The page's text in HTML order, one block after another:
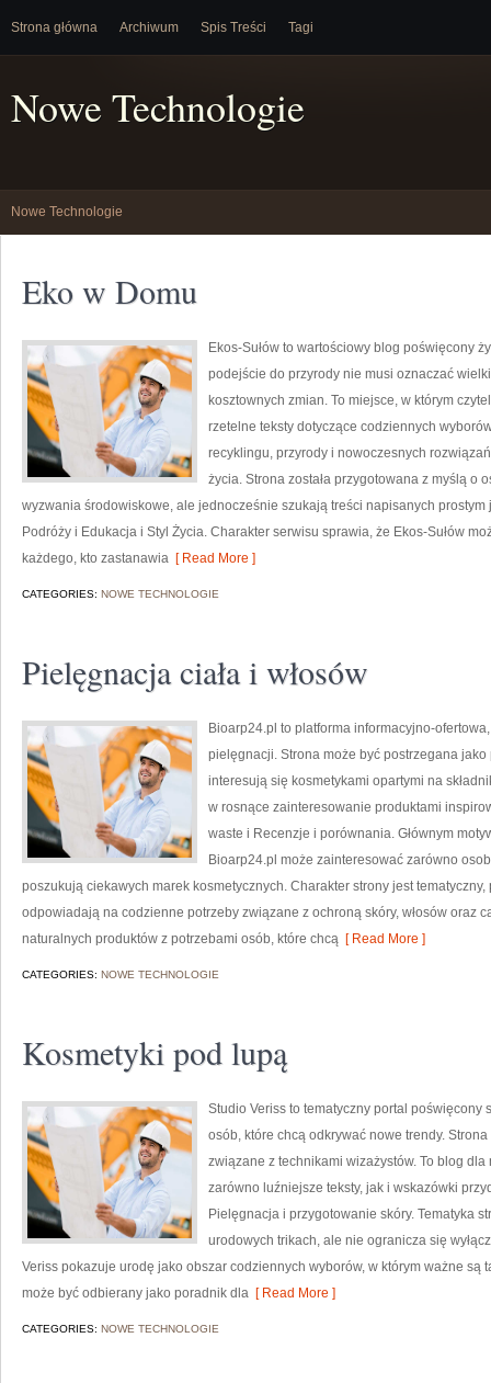
Strona główna Archiwum Spis Treści Tagi
Nowe Technologie
Nowe Technologie
Eko w Domu
Ekos-Sułów to wartościowy blog poświęcony
podejście do przyrody nie musi oznaczać
kosztownych zmian. To miejsce, w którym
rzetelne teksty dotyczące codziennych
recyklingu, przyrody i nowoczesnych
życia. Strona została przygotowana z myślą o
wyzwania środowiskowe, ale jednocześnie szukają treści napisanych
Podróży i Edukacja i Styl Życia. Charakter serwisu sprawia, że Ekos-Sułów
każdego, kto zastanawia [ Read More ]
CATEGORIES: NOWE TECHNOLOGIE
Pielęgnacja ciała i włosów
Bioarp24.pl to platforma informacyjno-
pielęgnacji. Strona może być postrzegana
interesują się kosmetykami opartymi na
w rosnące zainteresowanie produktami
waste i Recenzje i porównania. Głównym
Bioarp24.pl może zainteresować zarówno
poszukują ciekawych marek kosmetycznych. Charakter strony jest
odpowiadają na codzienne potrzeby związane z ochroną skóry, włosów oraz
naturalnych produktów z potrzebami osób, które chcą [ Read More ]
CATEGORIES: NOWE TECHNOLOGIE
Kosmetyki pod lupą
Studio Veriss to tematyczny portal
osób, które chcą odkrywać nowe trendy.
związane z technikami wizażystów. To blog
zarówno luźniejsze teksty, jak i wskazówki
Pielęgnacja i przygotowanie skóry. Tematyka
urodowych trikach, ale nie ogranicza się
Veriss pokazuje urodę jako obszar codziennych wyborów, w którym ważne są
może być odbierany jako poradnik dla [ Read More ]
CATEGORIES: NOWE TECHNOLOGIE